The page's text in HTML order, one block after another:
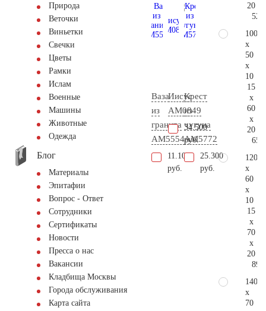
Природа
Веточки
Виньетки
Свечки
Цветы
Рамки
Ислам
Военные
Машины
Животные
Одежда
Блог
Материалы
Эпитафии
Вопрос - Ответ
Сотрудники
Сертификаты
Новости
Пресса о нас
Вакансии
Кладбища Москвы
Города обслуживания
Карта сайта
Ваза
из
гранита
AM5554
11.100
руб.
Иисус
AM0849
34.500
руб.
Крест
из
чугуна
AM5772
25.300
руб.
20
100
x
50
x
10
15
x
60
x
20
120
x
60
x
10
15
x
70
x
20
140
x
70